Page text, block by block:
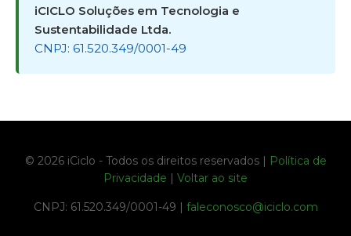
iCICLO Soluções em Tecnologia e
Sustentabilidade Ltda.
CNPJ: 61.520.349/0001-49
© 2026 iCiclo - Todos os direitos reservados | Política de
Privacidade | Voltar ao site
CNPJ: 61.520.349/0001-49 | faleconosco@iciclo.com